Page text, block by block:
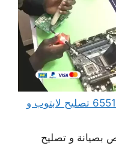
مهندس كمبيوتر النويصيب 65511033 تصليح لابتوب و
بصيانة و تصليح